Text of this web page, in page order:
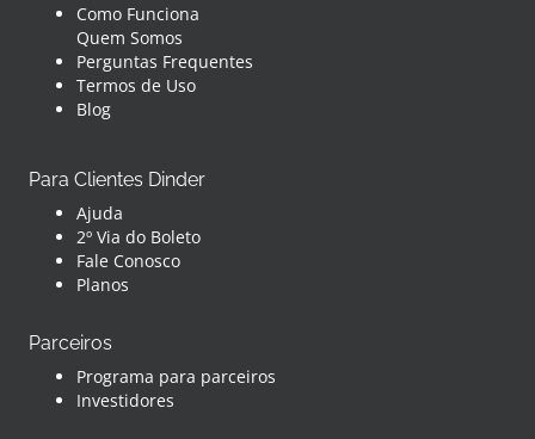
Como Funciona
Quem Somos
Perguntas Frequentes
Termos de Uso
Blog
Para Clientes Dinder
Ajuda
2º Via do Boleto
Fale Conosco
Planos
Parceiros
Programa para parceiros
Investidores